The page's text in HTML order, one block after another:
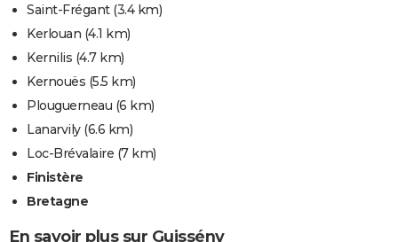
Saint-Frégant(3.4 km)
Kerlouan (4.1 km)
Kernilis (4.7 km)
Kernouës (5.5 km)
Plouguerneau (6 km)
Lanarvily(6.6 km)
Loc-Brévalaire (7 km)
Finistère
Bretagne
En savoir plus sur Guissény